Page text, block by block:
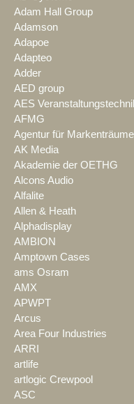
Adam Hall Group
Adamson
Adapoe
Adapteo
Adder
AED group
AES
AFMG
Agentur für Markenträume
AK Media
Akademie der OETHG
Alcons Audio
Alfalite
Allen & Heath
Alphadisplay
AMBION
Amptown Cases
ams Osram
AMX
APWPT
Arcus
Area Four Industries
ARRI
artlife
artlogic Crewpool
ASC